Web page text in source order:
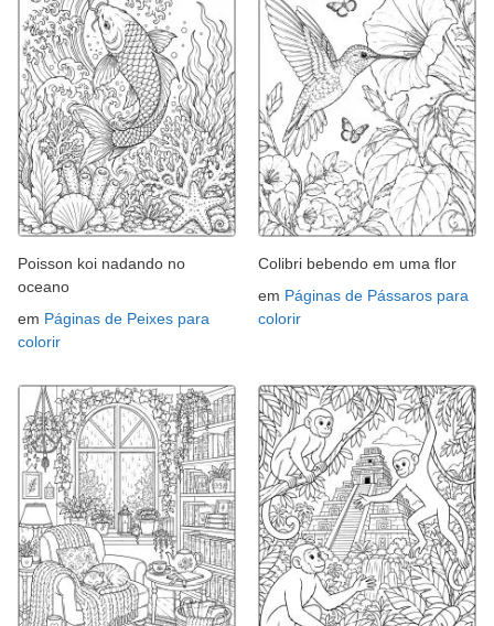
Poisson koi nadando no
oceano
em Páginas de Peixes para
colorir
Colibri bebendo em uma flor
em Páginas de Pássaros para
colorir